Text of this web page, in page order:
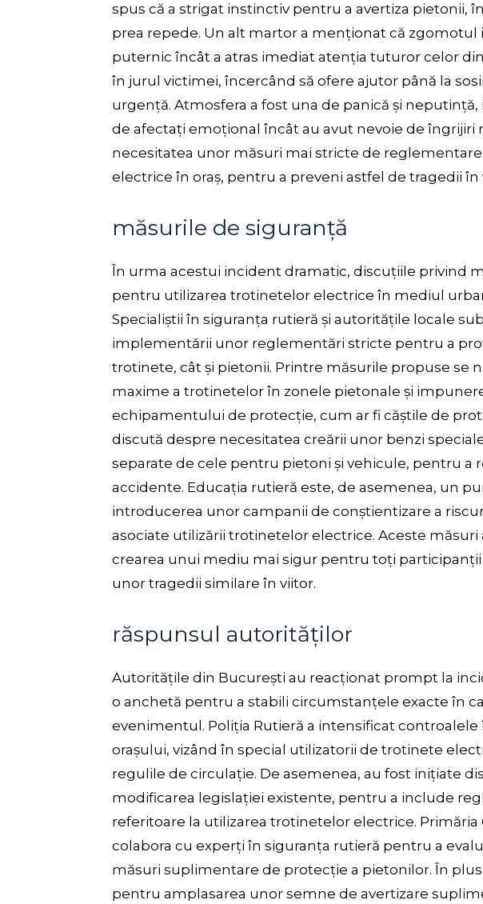
spus că a strigat instinctiv pentru a avertiza pietonii,
prea repede. Un alt martor a menționat că
puternic încât a atras imediat atenția tuturor celor
în jurul victimei, încercând să ofere ajutor până la
urgență. Atmosfera a fost una de panică și
de afectați emoțional încât au avut nevoie de îngrijiri
necesitatea unor măsuri mai stricte de
electrice în oraș, pentru a preveni astfel de tragedii în
măsurile de siguranță
În urma acestui incident dramatic, discuțiile privind
pentru utilizarea trotinetelor electrice în mediul
Specialiștii în siguranța rutieră și autoritățile locale
implementării unor reglementări stricte pentru a
trotinete, cât și pietonii. Printre măsurile propuse se
maxime a trotinetelor în zonele pietonale și
echipamentului de protecție, cum ar fi căștile de
discută despre necesitatea creării unor benzi
separate de cele pentru pietoni și vehicule, pentru a
accidente. Educația rutieră este, de asemenea, un
introducerea unor campanii de conștientizare a
asociate utilizării trotinetelor electrice. Aceste
crearea unui mediu mai sigur pentru toți participanții
unor tragedii similare în viitor.
răspunsul autorităților
Autoritățile din București au reacționat prompt la
o anchetă pentru a stabili circumstanțele exacte în
evenimentul. Poliția Rutieră a intensificat
orașului, vizând în special utilizatorii de trotinete
regulile de circulație. De asemenea, au fost inițiate
modificarea legislației existente, pentru a include
referitoare la utilizarea trotinetelor electrice. Primăria
colabora cu experți în siguranța rutieră pentru a
măsuri suplimentare de protecție a pietonilor. În
pentru amplasarea unor semne de avertizare